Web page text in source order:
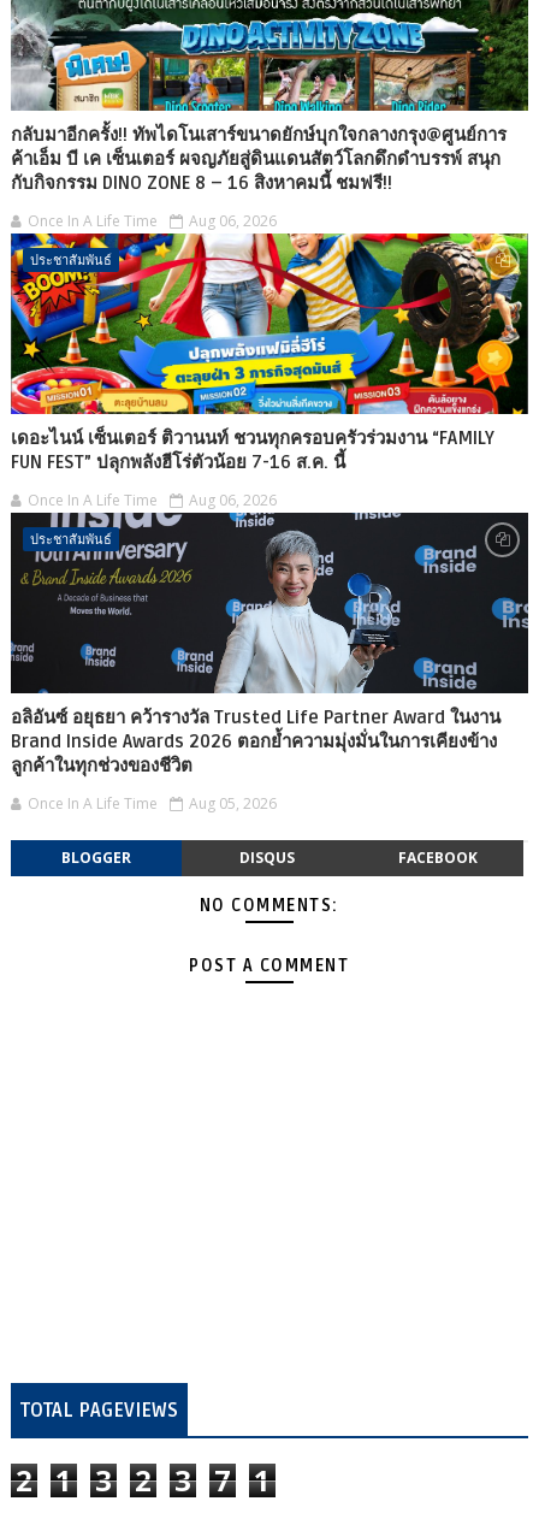
กลับมาอีกครั้ง!! ทัพไดโนเสาร์ขนาดยักษ์บุกใจกลางกรุง@ศูนย์การ
ค้าเอ็ม บี เค เซ็นเตอร์ ผจญภัยสู่ดินแดนสัตว์โลกดึกดำบรรพ์ สนุก
กับกิจกรรม DINO ZONE 8 – 16 สิงหาคมนี้ ชมฟรี!!
Once In A Life Time Aug 06, 2026
ประชาสัมพันธ์
เดอะไนน์ เซ็นเตอร์ ติวานนท์ ชวนทุกครอบครัวร่วมงาน “FAMILY
FUN FEST” ปลุกพลังฮีโร่ตัวน้อย 7-16 ส.ค. นี้
Once In A Life Time Aug 06, 2026
ประชาสัมพันธ์
อลิอันซ์ อยุธยา คว้ารางวัล Trusted Life Partner Award ในงาน
Brand Inside Awards 2026 ตอกย้ำความมุ่งมั่นในการเคียงข้าง
ลูกค้าในทุกช่วงของชีวิต
Once In A Life Time Aug 05, 2026
BLOGGER DISQUS FACEBOOK
NO COMMENTS:
POST A COMMENT
TOTAL PAGEVIEWS
2 1 3 2 3 7 1